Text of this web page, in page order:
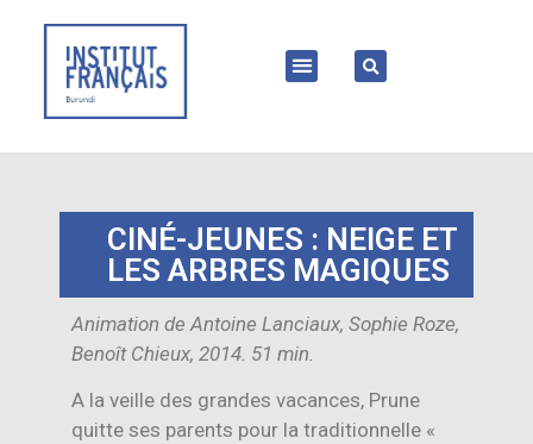
CINÉ-JEUNES : NEIGE ET
LES ARBRES MAGIQUES
Animation de Antoine Lanciaux, Sophie Roze,
Benoît Chieux, 2014. 51 min.
A la veille des grandes vacances, Prune
quitte ses parents pour la traditionnelle «